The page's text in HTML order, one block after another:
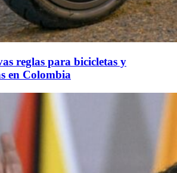
reglas para bicicletas y
en Colombia